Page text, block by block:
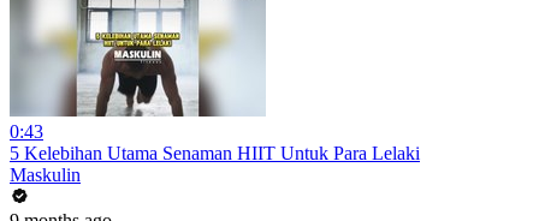
0:43
5 Kelebihan Utama Senaman HIIT Untuk Para Lelaki
Maskulin